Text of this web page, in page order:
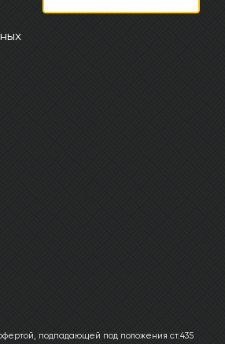
подпадающей под положения ст.435